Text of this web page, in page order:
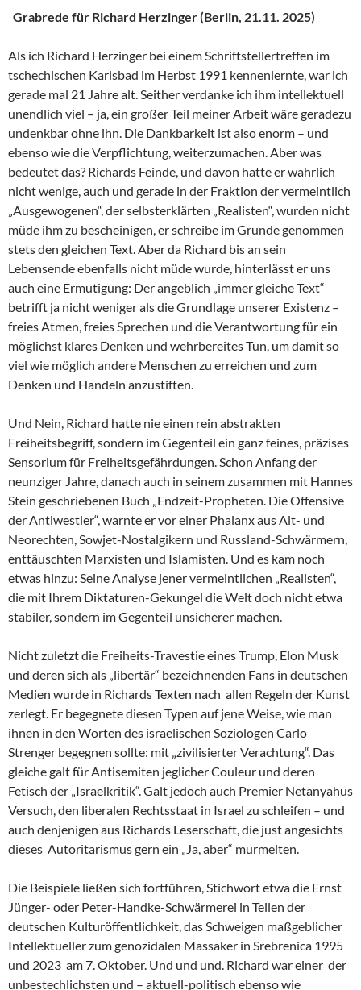
Grabrede für Richard Herzinger (Berlin, 21.11. 2025)
Als ich Richard Herzinger bei einem Schriftstellertreffen im
tschechischen Karlsbad im Herbst 1991 kennenlernte, war ich
gerade mal 21 Jahre alt. Seither verdanke ich ihm intellektuell
unendlich viel – ja, ein großer Teil meiner Arbeit wäre geradezu
undenkbar ohne ihn. Die Dankbarkeit ist also enorm – und
ebenso wie die Verpflichtung, weiterzumachen. Aber was
bedeutet das? Richards Feinde, und davon hatte er wahrlich
nicht wenige, auch und gerade in der Fraktion der vermeintlich
„Ausgewogenen“, der selbsterklärten „Realisten“, wurden nicht
müde ihm zu bescheinigen, er schreibe im Grunde genommen
stets den gleichen Text. Aber da Richard bis an sein
Lebensende ebenfalls nicht müde wurde, hinterlässt er uns
auch eine Ermutigung: Der angeblich „immer gleiche Text“
betrifft ja nicht weniger als die Grundlage unserer Existenz –
freies Atmen, freies Sprechen und die Verantwortung für ein
möglichst klares Denken und wehrbereites Tun, um damit so
viel wie möglich andere Menschen zu erreichen und zum
Denken und Handeln anzustiften.
Und Nein, Richard hatte nie einen rein abstrakten
Freiheitsbegriff, sondern im Gegenteil ein ganz feines, präzises
Sensorium für Freiheitsgefährdungen. Schon Anfang der
neunziger Jahre, danach auch in seinem zusammen mit Hannes
Stein geschriebenen Buch „Endzeit-Propheten. Die Offensive
der Antiwestler“, warnte er vor einer Phalanx aus Alt- und
Neorechten, Sowjet-Nostalgikern und Russland-Schwärmern,
enttäuschten Marxisten und Islamisten. Und es kam noch
etwas hinzu: Seine Analyse jener vermeintlichen „Realisten“,
die mit Ihrem Diktaturen-Gekungel die Welt doch nicht etwa
stabiler, sondern im Gegenteil unsicherer machen.
Nicht zuletzt die Freiheits-Travestie eines Trump, Elon Musk
und deren sich als „libertär“ bezeichnenden Fans in deutschen
Medien wurde in Richards Texten nach allen Regeln der Kunst
zerlegt. Er begegnete diesen Typen auf jene Weise, wie man
ihnen in den Worten des israelischen Soziologen Carlo
Strenger begegnen sollte: mit „zivilisierter Verachtung“. Das
gleiche galt für Antisemiten jeglicher Couleur und deren
Fetisch der „Israelkritik“. Galt jedoch auch Premier Netanyahus
Versuch, den liberalen Rechtsstaat in Israel zu schleifen – und
auch denjenigen aus Richards Leserschaft, die just angesichts
dieses Autoritarismus gern ein „Ja, aber“ murmelten.
Die Beispiele ließen sich fortführen, Stichwort etwa die Ernst
Jünger- oder Peter-Handke-Schwärmerei in Teilen der
deutschen Kulturöffentlichkeit, das Schweigen maßgeblicher
Intellektueller zum genozidalen Massaker in Srebrenica 1995
und 2023 am 7. Oktober. Und und und. Richard war einer der
unbestechlichsten und – aktuell-politisch ebenso wie